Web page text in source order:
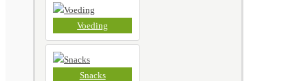
Voeding
Snacks